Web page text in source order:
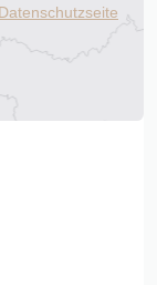
Datenschutzseite